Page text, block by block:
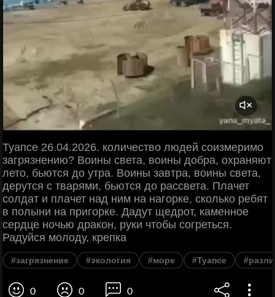
Туапсе 26.04.2026. количество людей соизмеримо
загрязнению? Воины света, воины добра, охраняют
лето, бьются до утра. Воины завтра, воины света,
дерутся с тварями, бьются до рассвета. Плачет
солдат и плачет над ним на нагорке, сколько ребят
в полыни на пригорке. Дадут щедрот, каменное
сердце ночью дракон, руки чтобы согреться.
Радуйся молоду, крепка
#загрязнение #экология #море #Туапсе
0 0 0